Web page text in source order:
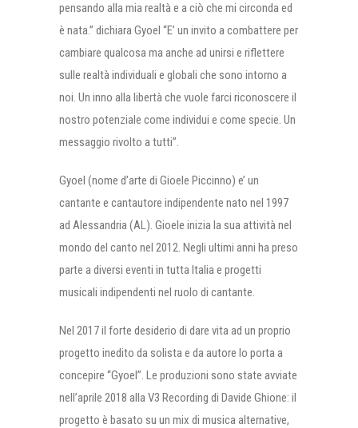
pensando alla mia realtà e a ciò che mi circonda ed
è nata.” dichiara Gyoel “E’ un invito a combattere per
cambiare qualcosa ma anche ad unirsi e riflettere
sulle realtà individuali e globali che sono intorno a
noi. Un inno alla libertà che vuole farci riconoscere il
nostro potenziale come individui e come specie. Un
messaggio rivolto a tutti”.
Gyoel (nome d’arte di Gioele Piccinno) e’ un
cantante e cantautore indipendente nato nel 1997
ad Alessandria (AL). Gioele inizia la sua attività nel
mondo del canto nel 2012. Negli ultimi anni ha preso
parte a diversi eventi in tutta Italia e progetti
musicali indipendenti nel ruolo di cantante.
Nel 2017 il forte desiderio di dare vita ad un proprio
progetto inedito da solista e da autore lo porta a
concepire “Gyoel”. Le produzioni sono state avviate
nell’aprile 2018 alla V3 Recording di Davide Ghione: il
progetto è basato su un mix di musica alternative,